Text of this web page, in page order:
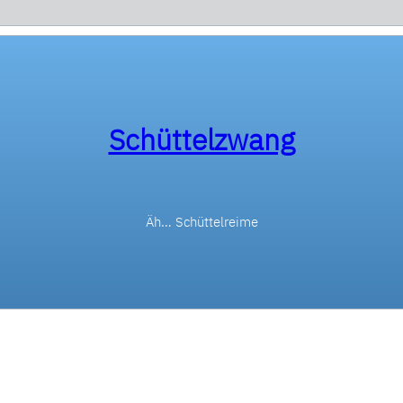
Schüttelzwang
Äh… Schüttelreime